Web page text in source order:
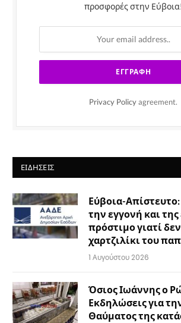
προσφορές στην Εύβοια!
Privacy Policy agreement.
ΕΙΔΉΣΕΙΣ
Εύβοια-
την εγγονή και
πρόστιμο γιατί
χαρτζιλίκι του
1 Αυγούστου 2026
Όσιος Ιωάννης ο
Εκδηλώσεις για
Θαύματος της